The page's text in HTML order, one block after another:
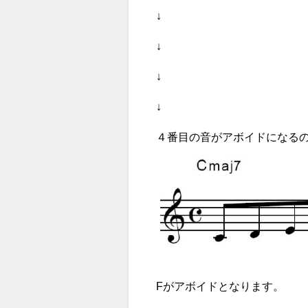
↓
↓
↓
↓
４番目の音がアボイドになる
Fがアボイドとなります。